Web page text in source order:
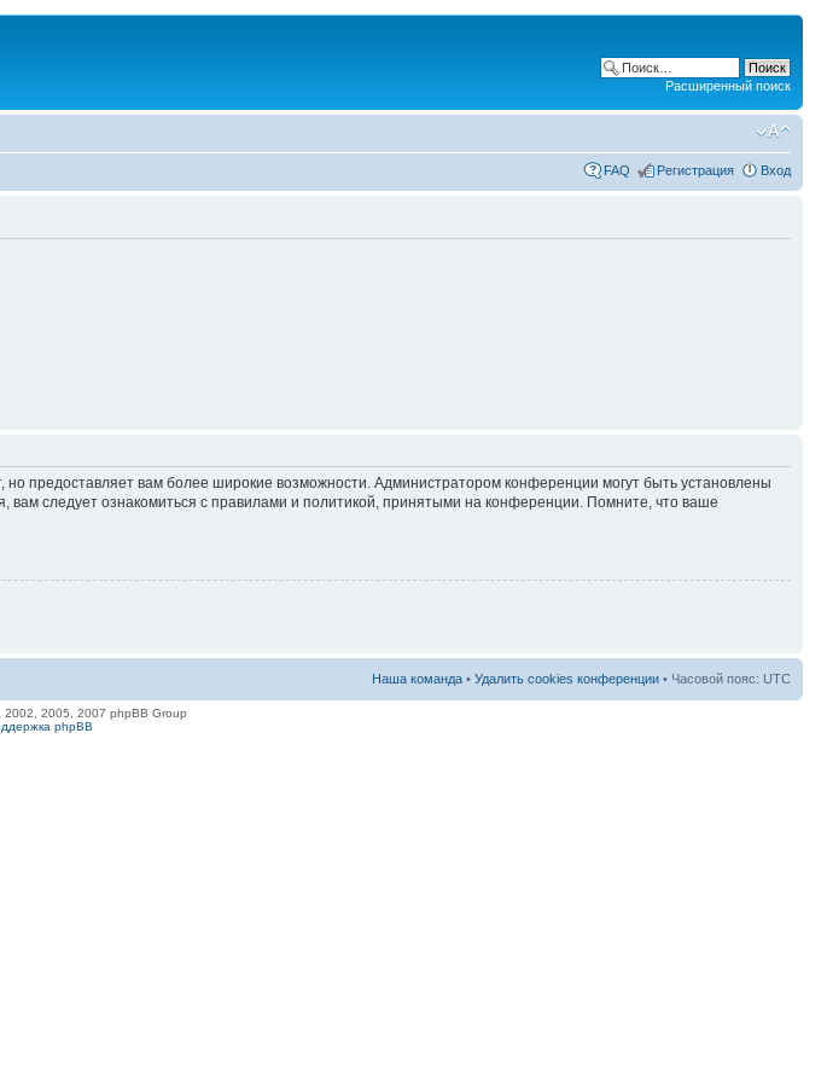
Расширенный поиск
FAQ Регистрация Вход
предоставляет вам более широкие возможности. Администратором конференции могут быть установлены
вам следует ознакомиться с правилами и политикой, принятыми на конференции. Помните, что ваше
Наша команда • Удалить cookies конференции • Часовой пояс: UTC
2002, 2005, 2007 phpBB Group
phpBB